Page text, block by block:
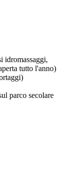
idromassaggi,
tutto l'anno)
parco secolare